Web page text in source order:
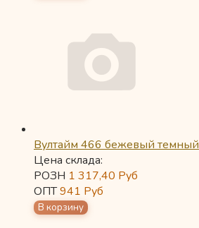
Вултайм 466 бежевый темный
Цена склада:
РОЗН 1 317,40 Руб
ОПТ941 Руб